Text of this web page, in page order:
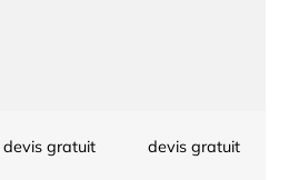
devis gratuit devis gratuit